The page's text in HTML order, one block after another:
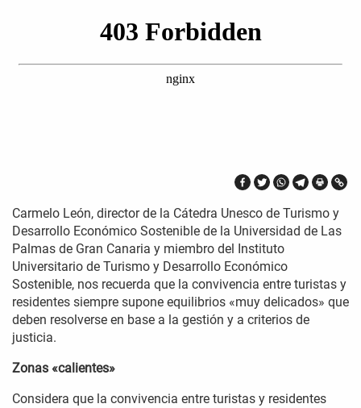
Carmelo León, director de la Cátedra Unesco de Turismo y
Desarrollo Económico Sostenible de la Universidad de Las
Palmas de Gran Canaria y miembro del Instituto
Universitario de Turismo y Desarrollo Económico
Sostenible, nos recuerda que la convivencia entre turistas y
residentes siempre supone equilibrios «muy delicados» que
deben resolverse en base a la gestión y a criterios de
justicia.
Zonas «calientes»
Considera que la convivencia entre turistas y residentes